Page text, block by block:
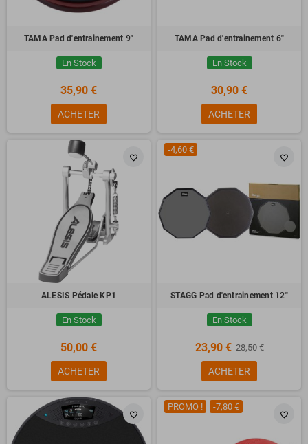
TAMA Pad d'entrainement 9"
En Stock
35,90 €
ACHETER
TAMA Pad d'entrainement 6"
En Stock
30,90 €
ACHETER
favorite_border
ALESIS Pédale KP1
En Stock
50,00 €
ACHETER
favorite_border
-4,60 €
STAGG Pad d'entrainement 12"
En Stock
23,90 € 28,50 €
ACHETER
favorite_border favorite_border
PROMO ! -7,80 €